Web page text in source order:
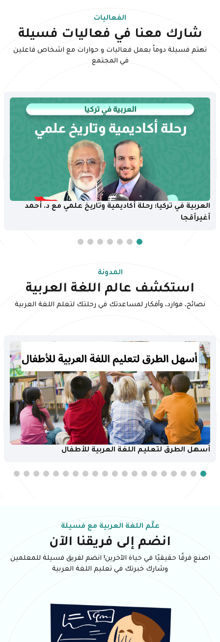
الفعاليات
شارك معنا في فعاليات فسيلة
تهتم فسيلة دوماً بعمل فعاليات و حوارات مع اشخاص فاعلين
في المجتمع
العربية في تركيا: رحلة أكاديمية وتاريخ علمي مع د. أحمد
أغيرأقجا
المدونة
استكشف عالم اللغة العربية
نصائح، موارد، وأفكار لمساعدتك في رحلتك لتعلم اللغة العربية
أسهل الطرق لتعليم اللغة العربية للأطفال
علِّم اللغة العربية مع فسيلة
انضم إلى فريقنا الآن
اصنع فرقًا حقيقيًا في حياة الآخرين! انضم لفريق فسيلة للمعلمين
وشارك خبرتك في تعليم اللغة العربية